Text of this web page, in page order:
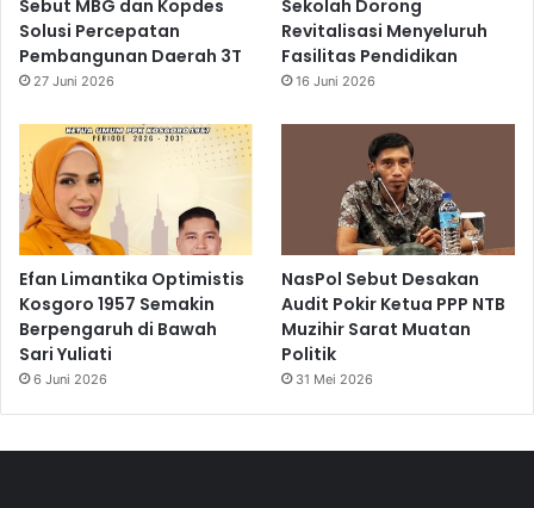
Sebut MBG dan Kopdes
Solusi Percepatan
Pembangunan Daerah 3T
27 Juni 2026
Sekolah Dorong
Revitalisasi Menyeluruh
Fasilitas Pendidikan
16 Juni 2026
Efan Limantika Optimistis
Kosgoro 1957 Semakin
Berpengaruh di Bawah
Sari Yuliati
6 Juni 2026
NasPol Sebut Desakan
Audit Pokir Ketua PPP NTB
Muzihir Sarat Muatan
Politik
31 Mei 2026